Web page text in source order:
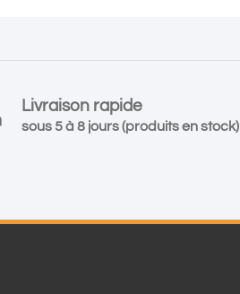
Livraison rapide
sous 5 à 8 jours (produits en stock)